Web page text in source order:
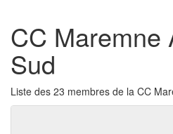
CC Maremne
Sud
Liste des 23 membres de la CC